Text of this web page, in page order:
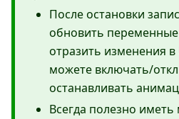
После остановки
обновить
отразить изменения
можете включать/
останавливать
Всегда полезно